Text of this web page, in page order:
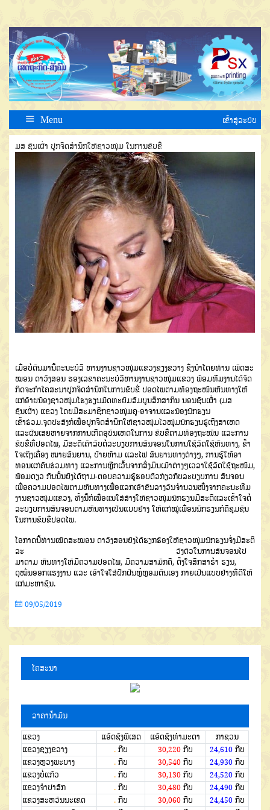
Menu ເຂົ້າສູ່ລະບົບ
ມສ ຊົນເຜົ່າ ປູກຈິດສໍານຶກໃຫ້ຊາວໜຸ່ມ ໃນການຂັບຂີ່
ເມື່ອບໍ່ດົນມານີ້ຄະນະບໍລິ ຫານງານຊາວໜຸ່ມແຂວງຊຽງຂວາງ ຊຶ່ງນໍາໂດຍທ່ານ ເພັດສະ
ໝອນ ດາວົງສອນ ຮອງເລຂາຄະນະບໍລິຫານງານຊາວໜຸ່ມແຂວງ ພ້ອມທີມງານໄດ້ຈັດ
ກິດຈະກໍາໂຄສະນາປູກຈິດສໍານຶກໃນການຂັບຂີ່ ປອດໄພຕາມທ້ອງຖະໜົນຫົນທາງໃຫ້
ແກ່ອ້າຍນ້ອງຊາວໜຸ່ມໂຮງຮຽນມັດທະຍົມສົມບູນສຶກສາກິນ ນອນຊົນເຜົ່າ (ມສ
ຊົນເຜົ່າ) ແຂວງ ໂດຍມີສະມາຊິກຊາວໜຸ່ມຄູ-ອາຈານແລະນ້ອງນັກຮຽນ
ເຂົ້າຮ່ວມ.ຈຸດປະສົງກໍເພື່ອປູກຈິດສໍານຶກໃຫ້ຊາວໜຸ່ມໄວໜຸຸ່ມນັກຮຽນຮູ້ເຖິງສາເຫດ
ແລະຜົນເສຍຫາຍຈາກການເກີດອຸບັນເຫດໃນການ ຂັບຂີ່ຕາມທ້ອງຖະໜົນ ແລະການ
ຂັບຂີ່ທີ່ປອດໄພ, ມີສະຕິເຄົາລົບຕໍ່ລະບຽບການສັນຈອນໃນການໃຊ້ລົດໃຊ້ຫົນທາງ, ຂົ້າ
ໃຈເຖິງເຄື່ອງ ໝາຍສັນຍານ, ປ້າຍຫ້າມ ແລະໄຟ ສັນຍານທາງຕ່າງໆ, ການຮູ້ໃຫ້ອາ
ທອນແກ່ຄົນຮ່ວມທາງ ແລະການຫຼີກເວັ້ນຈາກສິ່ງມຶນເມົາຕ່າງໆເວລາໃຊ້ລົດໃຊ້ຖະໜົມ,
ພ້ອມດຽວ ກັນນັ້ນຍັງໄດ້ຖາມ-ຕອບຄວາມຮູ້ຮອບຕົວກ່ຽວກັບລະບຽບການ ສັນຈອນ
ເພື່ອຄວາມປອດໄພຕາມຫົນທາງເພື່ອແລກເອົາຂັນລາງວັນຈໍານວນໜຶ່ງຈາກຄະນະທີມ
ງານຊາວໜຸ່ມແຂວງ, ທັ້ງນີ້ກໍເພື່ອແນໃສ່ສ້າງໃຫ້ຊາວໜຸ່ມນັກຮຽນມີສະຕິແລະເຂົ້າໃຈຕໍ່
ລະບຽບການສັນຈອນຕາມຫົນທາງເປັນແບບຢ່າງ ໃຫ້ແກ່ໝູ່ເພື່ອນນັກຮຽນກໍຄືຊຸມຊົນ
ໃນການຂັບຂີ່ປອດໄພ.
ໂອກາດນີ້ທ່ານເພັດສະໝອນ ດາວົງສອນຍັງໄດ້ຮຽກຮ້ອງໃຫ້ຊາວໜຸ່ມນັກຮຽນຈົ່ງມີສະຕິ
ລະ ວັງຕົວໃນການສັນຈອນໄປ
ມາຕາມ ຫົນທາງໃຫ້ມີຄວາມປອດໄພ, ມີຄວາມສາມັກຄີ, ຕັ້ງໃຈສຶກສາຮໍ່າ ຮຽນ,
ດຸໝັ່ນອອກແຮງງານ ແລະ ເອົາໃຈໃສ່ຝຶກຝົນຫຼໍ່ຫຼອມຕົນເອງ ກາຍເປັນແບບຢ່າງທີ່ດີໃຫ້
ແກ່ມະຫາຊົນ.
09/05/2019
ໂຄສະນາ
ລາຄານໍ້າມັນ
ແຂວງ ແອັດຊັງພິເສດ ແອັດຊັງທຳມະດາ
ກາຊວນ
ແຂວງຊຽງຂວາງ
. ກີບ 30,220ກີບ 24,610ກີບ
ແຂວງຫຼວງພະບາງ
. ກີບ 30,540ກີບ 24,930ກີບ
ແຂວງບໍ່ແກ້ວ
. ກີບ 30,130ກີບ 24,520ກີບ
ແຂວງຈໍາປາສັກ
. ກີບ 30,480ກີບ 24,490ກີບ
ແຂວງສະຫວັນນະເຂດ
. ກີບ 30,060ກີບ 24,450ກີບ